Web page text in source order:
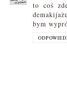
to coś
bym